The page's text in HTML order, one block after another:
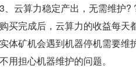
3、云算力稳定产出，无需维护?
购买完成后，云算力的收益每天
实体矿机会遇到机器停机需要维
不用担心机器维护的问题。